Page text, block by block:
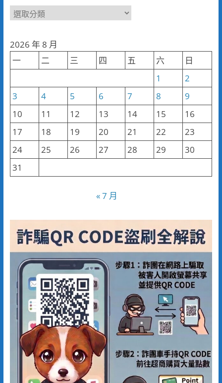
新
類
2026 年 8 月
一
二 三 四 五 六
日
1
2
3
4 5 6 7 8
9
10
11 12 13 14 15
16
17
18 19 20 21 22
23
24
25 26 27 28 29
30
31
« 7 月